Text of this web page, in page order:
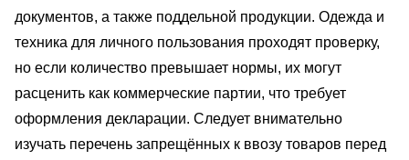
документов, а также поддельной продукции. Одежда и
техника для личного пользования проходят проверку,
но если количество превышает нормы, их могут
расценить как коммерческие партии, что требует
оформления декларации. Следует внимательно
изучать перечень запрещённых к ввозу товаров перед